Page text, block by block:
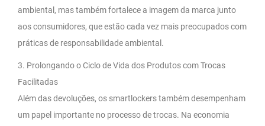
ambiental, mas também fortalece a imagem da marca junto
aos consumidores, que estão cada vez mais preocupados com
práticas de responsabilidade ambiental.
3. Prolongando o Ciclo de Vida dos Produtos com Trocas
Facilitadas
Além das devoluções, os smartlockers também desempenham
um papel importante no processo de trocas. Na economia